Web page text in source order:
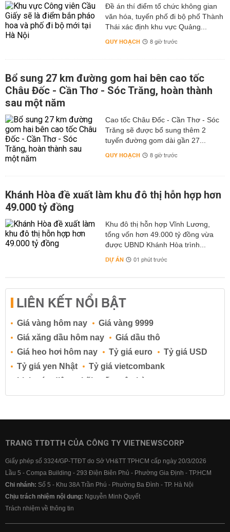
Đề án thí điểm tổ chức không gian
văn hóa, tuyến phố đi bộ phố Thành
Thái xác định khu vực Quảng...
QUY HOẠCH 8 giờ trước
Bổ sung 27 km đường gom hai bên cao tốc
Châu Đốc - Cần Thơ - Sóc Trăng, hoàn thành
sau một năm
Cao tốc Châu Đốc - Cần Thơ - Sóc
Trăng sẽ được bổ sung thêm 2
tuyến đường gom dài gần 27...
QUY HOẠCH 8 giờ trước
Khánh Hòa đề xuất làm khu đô thị hỗn hợp hơn
49.000 tỷ đồng
Khu đô thị hỗn hợp Vĩnh Lương,
tổng vốn hơn 49.000 tỷ đồng vừa
được UBND Khánh Hòa trình...
DỰ ÁN 01 phút trước
LIÊN KẾT NỔI BẬT
Giá vàng hôm nay
Giá vàng 9999
Giá xăng dầu hôm nay
Giá dầu thô
Giá heo hơi hôm nay
Tỷ giá euro
Tỷ giá USD
Tỷ giá yen Nhật
Tỷ giá vietcombank
Lịch cúp điện
Lãi suất ngân hàng
Lãi suất tiết kiệm
Lãi suất tiền gửi
Lãi suất ngân hàng BIDV
Lãi suất ngân hàng Vietcombank
TRANG TTĐTTH CỦA CÔNG TY VIETNEWSCORP
Giấy phép số 3324/GP-TTĐT do Sở VH&TT TPHCM cấp ngày 20/3/2026
Lầu 5 - Compa Building - 293 Điện Biên Phủ - Phường Gia Định - TP.HCM
Chi nhánh: Số 5 - Khu 38A Trần Phú - Phường Ba Đình - TP. Hà Nội
Chịu trách nhiệm nội dung: Nguyễn Minh Quyết
Trách nhiệm về thông tin